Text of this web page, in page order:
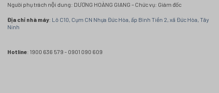
Người phụ trách nội dung: DƯƠNG HOÀNG GIANG – Chức vụ: Giám đốc
Địa chỉ nhà máy: Lô C10, Cụm CN Nhựa Đức Hòa, ấp Bình Tiền 2, xã Đức Hòa, Tây
Ninh
Hotline: 1900 636 579 - 0901 090 609